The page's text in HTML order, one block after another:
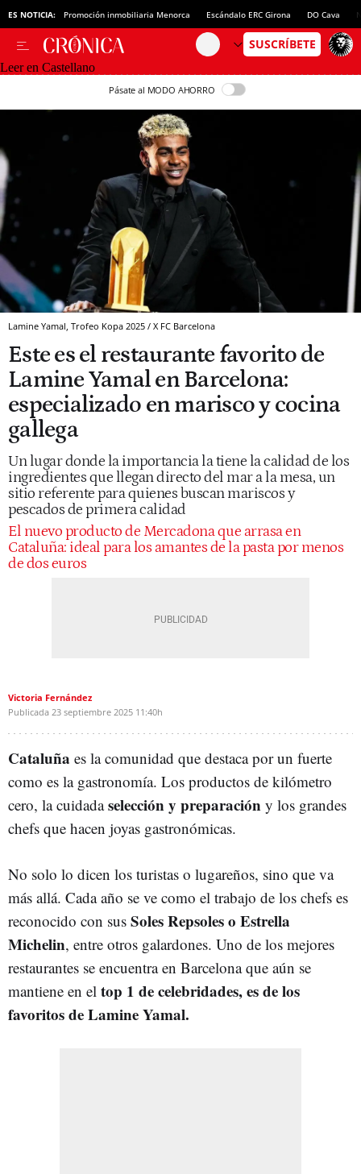
ES NOTICIA: Promoción inmobiliaria Menorca Escándalo ERC Girona DO Cava
Leer en Castellano
Pásate al MODO AHORRO
Lamine Yamal, Trofeo Kopa 2025 / X FC Barcelona
Este es el restaurante favorito de
Lamine Yamal en Barcelona:
especializado en marisco y cocina
gallega
Un lugar donde la importancia la tiene la calidad de los
ingredientes que llegan directo del mar a la mesa, un
sitio referente para quienes buscan mariscos y
pescados de primera calidad
El nuevo producto de Mercadona que arrasa en
Cataluña: ideal para los amantes de la pasta por menos
de dos euros
Victoria Fernández
Publicada 23 septiembre 2025 11:40h
Cataluña es la comunidad que destaca por un fuerte
como es la gastronomía. Los productos de kilómetro
cero, la cuidadaselección y preparación y los grandes
chefs que hacen joyas gastronómicas.
No solo lo dicen los turistas o lugareños, sino que va
más allá. Cada año se ve como el trabajo de los chefs es
reconocido con sus Soles Repsoles o Estrella
Michelin, entre otros galardones. Uno de los mejores
restaurantes se encuentra en Barcelona que aún se
mantiene en el top 1 de celebridades, es de los
favoritos de Lamine Yamal.